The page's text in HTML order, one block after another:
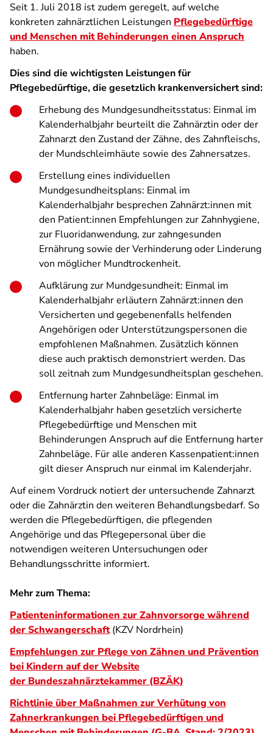
Seit 1. Juli 2018 ist zudem geregelt, auf welche
konkreten zahnärztlichen Leistungen Pflegebedürftige
und Menschen mit Behinderungen einen Anspruch
haben.
Dies sind die wichtigsten Leistungen für
Pflegebedürftige, die gesetzlich krankenversichert sind:
Erhebung des Mundgesundheitsstatus: Einmal im
Kalenderhalbjahr beurteilt die Zahnärztin oder der
Zahnarzt den Zustand der Zähne, des Zahnfleischs,
der Mundschleimhäute sowie des Zahnersatzes.
Erstellung eines individuellen
Mundgesundheitsplans: Einmal im
Kalenderhalbjahr besprechen Zahnärzt:innen mit
den Patient:innen Empfehlungen zur Zahnhygiene,
zur Fluoridanwendung, zur zahngesunden
Ernährung sowie der Verhinderung oder Linderung
von möglicher Mundtrockenheit.
Aufklärung zur Mundgesundheit: Einmal im
Kalenderhalbjahr erläutern Zahnärzt:innen den
Versicherten und gegebenenfalls helfenden
Angehörigen oder Unterstützungspersonen die
empfohlenen Maßnahmen. Zusätzlich können
diese auch praktisch demonstriert werden. Das
soll zeitnah zum Mundgesundheitsplan geschehen.
Entfernung harter Zahnbeläge: Einmal im
Kalenderhalbjahr haben gesetzlich versicherte
Pflegebedürftige und Menschen mit
Behinderungen Anspruch auf die Entfernung harter
Zahnbeläge. Für alle anderen Kassenpatient:innen
gilt dieser Anspruch nur einmal im Kalenderjahr.
Auf einem Vordruck notiert der untersuchende Zahnarzt
oder die Zahnärztin den weiteren Behandlungsbedarf. So
werden die Pflegebedürftigen, die pflegenden
Angehörige und das Pflegepersonal über die
notwendigen weiteren Untersuchungen oder
Behandlungsschritte informiert.
Mehr zum Thema:
Patienteninformationen zur Zahnvorsorge während
der Schwangerschaft(KZV Nordrhein)
Empfehlungen zur Pflege von Zähnen und Prävention
bei Kindern auf der Website
der Bundeszahnärztekammer (BZÄK)
Richtlinie über Maßnahmen zur Verhütung von
Zahnerkrankungen bei Pflegebedürftigen und